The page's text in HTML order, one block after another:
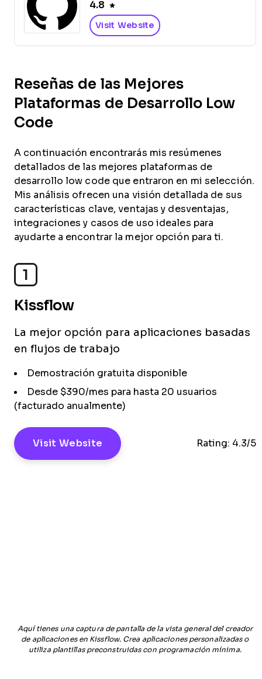
4.8
Visit Website
Reseñas de las Mejores
Plataformas de Desarrollo Low
Code
A continuación encontrarás mis resúmenes
detallados de las mejores plataformas de
desarrollo low code que entraron en mi selección.
Mis análisis ofrecen una visión detallada de sus
características clave, ventajas y desventajas,
integraciones y casos de uso ideales para
ayudarte a encontrar la mejor opción para ti.
1
Kissflow
La mejor opción para aplicaciones basadas
en flujos de trabajo
Demostración gratuita disponible
Desde $390/mes para hasta 20 usuarios
(facturado anualmente)
Visit Website Rating: 4.3/5
Aquí tienes una captura de pantalla de la vista general del creador
de aplicaciones en Kissflow. Crea aplicaciones personalizadas o
utiliza plantillas preconstruidas con programación mínima.